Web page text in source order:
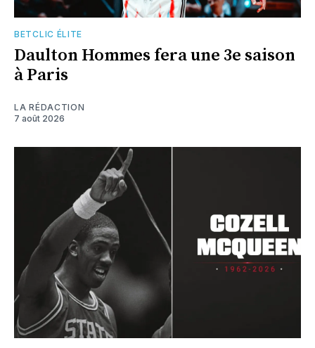
BETCLIC ÉLITE
Daulton Hommes fera une 3e saison
à Paris
LA RÉDACTION
7 août 2026